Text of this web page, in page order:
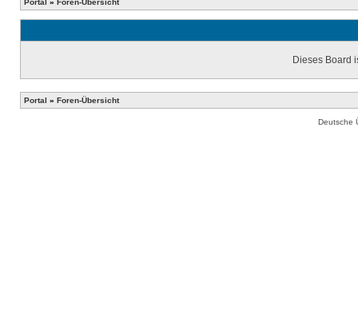
Portal » Foren-Übersicht
Dieses Board
Portal » Foren-Übersicht
Deutsche